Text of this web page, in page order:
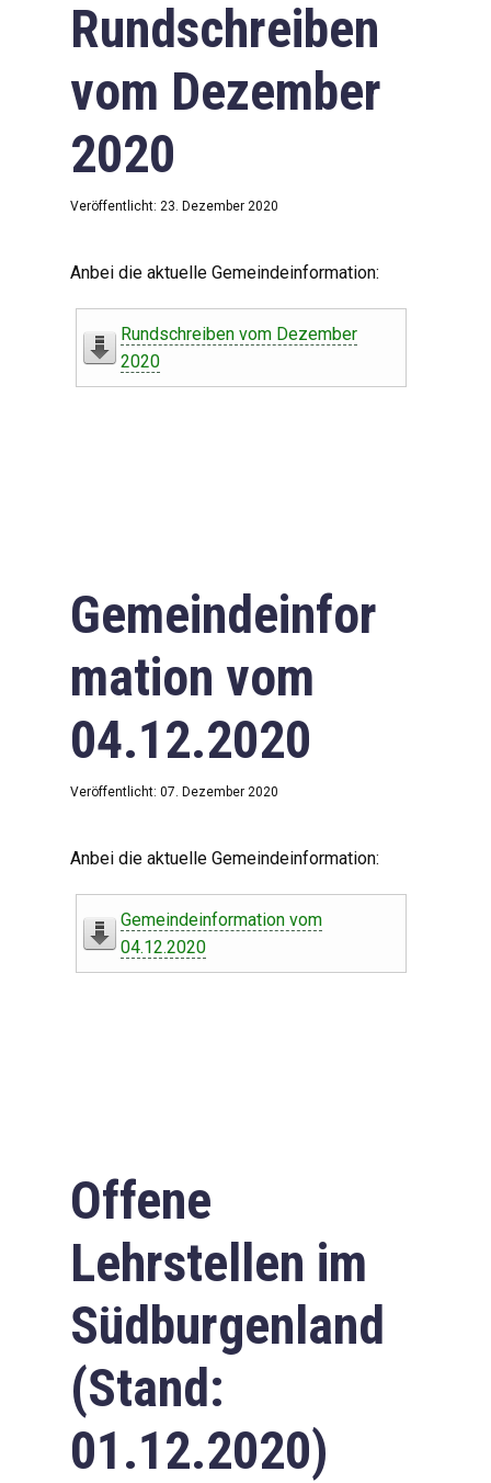
Rundschreiben
vom Dezember
2020
Veröffentlicht: 23. Dezember 2020
Anbei die aktuelle Gemeindeinformation:
Rundschreiben vom Dezember
2020
Gemeindeinfor
mation vom
04.12.2020
Veröffentlicht: 07. Dezember 2020
Anbei die aktuelle Gemeindeinformation:
Gemeindeinformation vom
04.12.2020
Offene
Lehrstellen im
Südburgenland
(Stand:
01.12.2020)